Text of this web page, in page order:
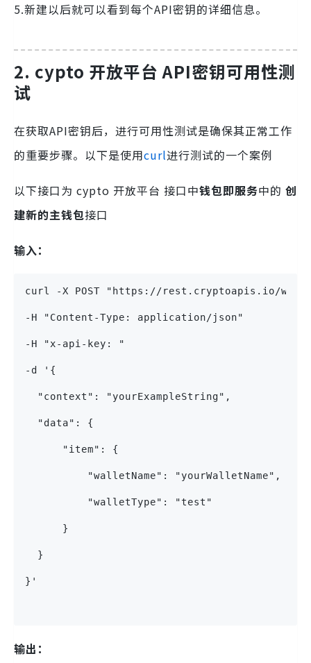
5.新建以后就可以看到每个API密钥的详细信息。
2. cypto 开放平台 API密钥可用性测
试
在获取API密钥后，进行可用性测试是确保其正常工作
的重要步骤。以下是使用curl进行测试的一个案例
以下接口为 cypto 开放平台 接口中钱包即服务中的 创
建新的主钱包接口
输入：
curl -X POST "https://rest.cryptoapis.io/
-H "Content-Type: application/json"
-H "x-api-key: "
-d '{
"context": "yourExampleString",
"data": {
"item": {
"walletName": "yourWalletName",
"walletType": "test"
}
}
}'
输出：